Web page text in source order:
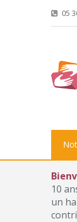
05
10
un